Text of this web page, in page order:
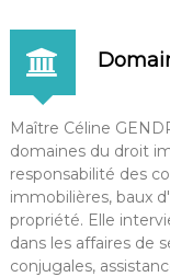
Maître Céline
domaines du droit
responsabilité des
immobilières, baux
propriété. Elle
dans les affaires de
conjugales,